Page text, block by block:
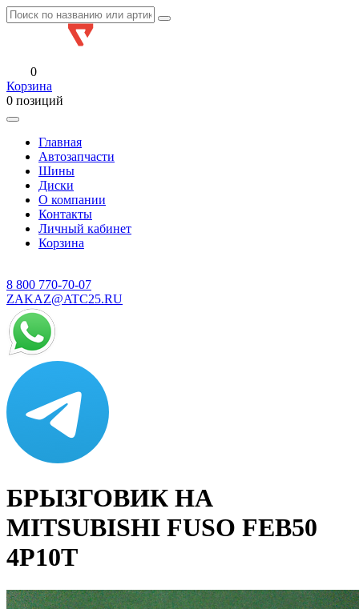
0
Корзина
0 позиций
Главная
Автозапчасти
Шины
Диски
О компании
Контакты
Личный кабинет
Корзина
8 800 770-70-07
ZAKAZ@ATC25.RU
БРЫЗГОВИК НА
MITSUBISHI FUSO FEB50
4P10T